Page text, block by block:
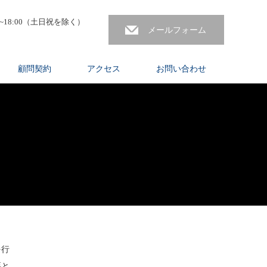
（土日祝を除く）
メールフォーム
顧問契約 アクセス お問い合わせ